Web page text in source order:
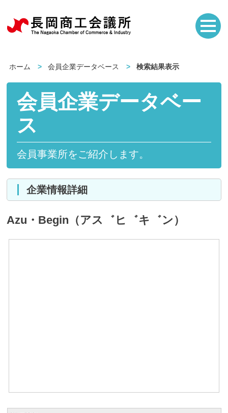
ホーム 会員企業データベース 検索結果表示
会員企業データベー
ス
会員事業所をご紹介します。
企業情報詳細
Azu・Begin（アス゛ヒ゛キ゛ン）